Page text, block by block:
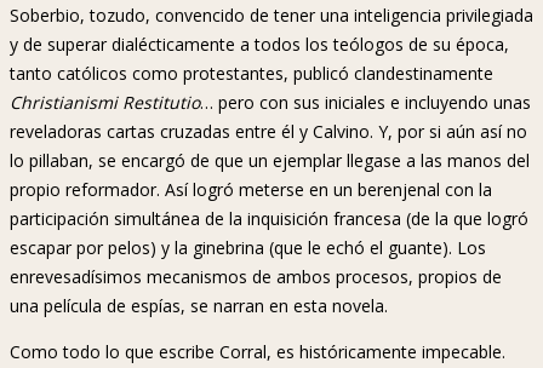
Soberbio, tozudo, convencido de tener una inteligencia privilegiada
y de superar dialécticamente a todos los teólogos de su época,
tanto católicos como protestantes, publicó clandestinamente
Christianismi Restitutio… pero con sus iniciales e incluyendo unas
reveladoras cartas cruzadas entre él y Calvino. Y, por si aún así no
lo pillaban, se encargó de que un ejemplar llegase a las manos del
propio reformador. Así logró meterse en un berenjenal con la
participación simultánea de la inquisición francesa (de la que logró
escapar por pelos) y la ginebrina (que le echó el guante). Los
enrevesadísimos mecanismos de ambos procesos, propios de
una película de espías, se narran en esta novela.
Como todo lo que escribe Corral, es históricamente impecable.